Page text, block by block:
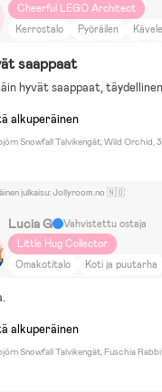
Cheerful LEGO Architect
Kerrostalo
Pyöräilen
Koti ja puutarha
saappaat
hyvät saappaat,
alkuperäinen
Snowfall Talvikengät, Wild Orchid,
julkaisu: Jollyroom.no 🇳🇴
Lucia G
Vahvistettu ostaja
Little Hug Collector
Omakotitalo
Koti ja puutarha
alkuperäinen
Snowfall Talvikengät, Fuschia